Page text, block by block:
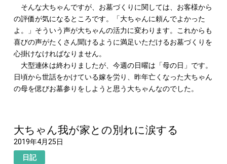
そんな大ちゃんですが、お墓づくりに関しては、お客様から
の評価が気になるところです。「大ちゃんに頼んでよかった
よ。」そういう声が大ちゃんの活力に変わります。これからも
喜びの声がたくさん聞けるように満足いただけるお墓づくりを
心掛けなければなりません。
大型連休は終わりましたが、今週の日曜は「母の日」です。
日頃から世話をかけている嫁を労り、昨年亡くなった大ちゃん
の母を偲びお墓参りをしようと思う大ちゃんなのでした。
大ちゃん我が家との別れに涙する
2019年4月25日
日記